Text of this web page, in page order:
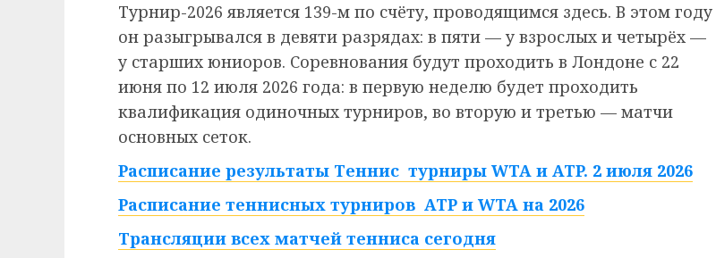
Турнир-2026 является 139-м по счёту, проводящимся здесь. В этом году
он разыгрывался в девяти разрядах: в пяти — у взрослых и четырёх —
у старших юниоров. Соревнования будут проходить в Лондоне с 22
июня по 12 июля 2026 года: в первую неделю будет проходить
квалификация одиночных турниров, во вторую и третью — матчи
основных сеток.
Расписание результаты Теннис турниры WTA и ATP. 2 июля 2026
Расписание теннисных турниров ATP и WTA на 2026
Трансляции всех матчей тенниса сегодня